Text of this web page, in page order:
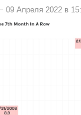
09 Апреля 2022 в